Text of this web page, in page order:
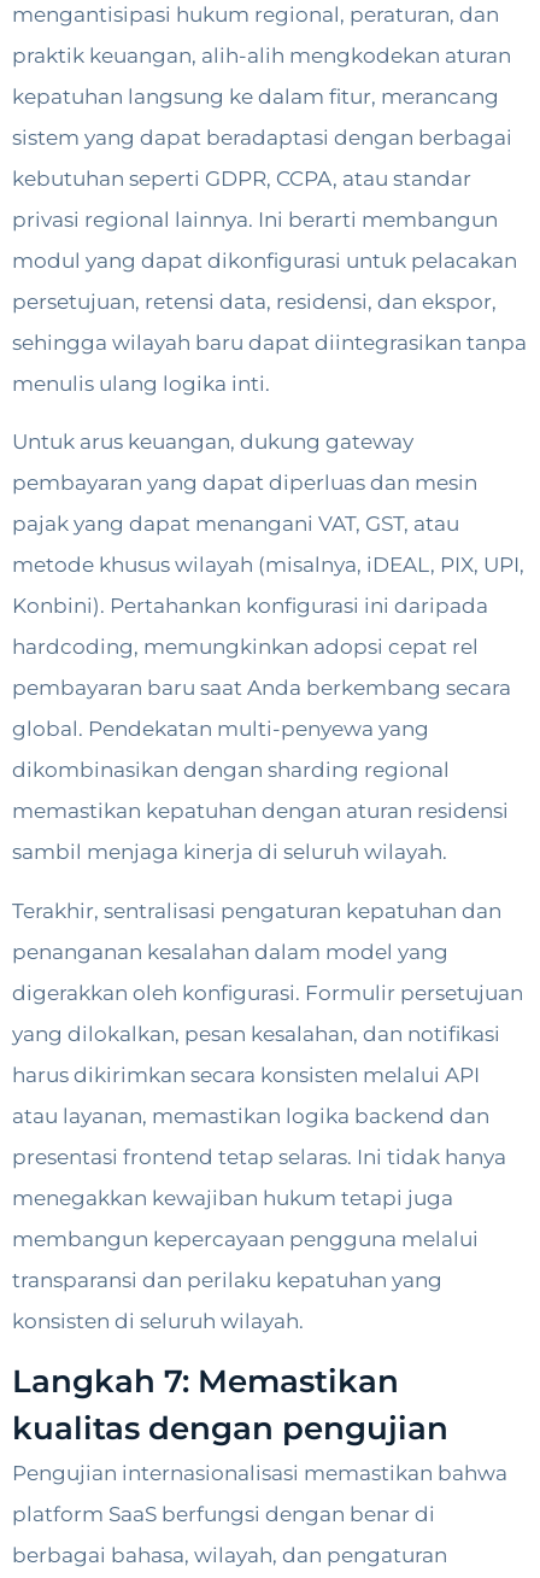
mengantisipasi hukum regional, peraturan, dan
praktik keuangan, alih-alih mengkodekan aturan
kepatuhan langsung ke dalam fitur, merancang
sistem yang dapat beradaptasi dengan berbagai
kebutuhan seperti GDPR, CCPA, atau standar
privasi regional lainnya. Ini berarti membangun
modul yang dapat dikonfigurasi untuk pelacakan
persetujuan, retensi data, residensi, dan ekspor,
sehingga wilayah baru dapat diintegrasikan tanpa
menulis ulang logika inti.
Untuk arus keuangan, dukung gateway
pembayaran yang dapat diperluas dan mesin
pajak yang dapat menangani VAT, GST, atau
metode khusus wilayah (misalnya, iDEAL, PIX, UPI,
Konbini). Pertahankan konfigurasi ini daripada
hardcoding, memungkinkan adopsi cepat rel
pembayaran baru saat Anda berkembang secara
global. Pendekatan multi-penyewa yang
dikombinasikan dengan sharding regional
memastikan kepatuhan dengan aturan residensi
sambil menjaga kinerja di seluruh wilayah.
Terakhir, sentralisasi pengaturan kepatuhan dan
penanganan kesalahan dalam model yang
digerakkan oleh konfigurasi. Formulir persetujuan
yang dilokalkan, pesan kesalahan, dan notifikasi
harus dikirimkan secara konsisten melalui API
atau layanan, memastikan logika backend dan
presentasi frontend tetap selaras. Ini tidak hanya
menegakkan kewajiban hukum tetapi juga
membangun kepercayaan pengguna melalui
transparansi dan perilaku kepatuhan yang
konsisten di seluruh wilayah.
Langkah 7: Memastikan
kualitas dengan pengujian
Pengujian internasionalisasi memastikan bahwa
platform SaaS berfungsi dengan benar di
berbagai bahasa, wilayah, dan pengaturan